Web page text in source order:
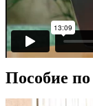
Пособие